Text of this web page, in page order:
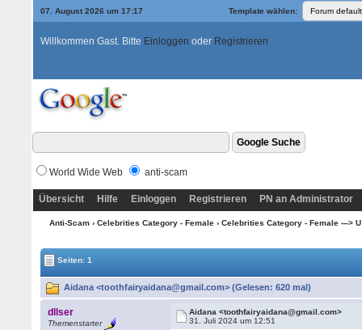
07. August 2026 um 17:17 Template wählen:
Willkommen Gast. Bitte Einloggen oder Registrieren
World Wide Web anti-scam
Übersicht Hilfe Einloggen Registrieren PN an Administrator
Anti-Scam› Celebrities Category - Female› Celebrities Category - Female ---> U
Seiten: 1
Aidana <toothfairyaidana@gmail.com> (Gelesen: 620 mal)
dllser
Themenstarter
Aidana <toothfairyaidana@gmail.com>
31. Juli 2024 um 12:51